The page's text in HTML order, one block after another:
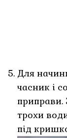
Для
часник і
приправи.
трохи
під